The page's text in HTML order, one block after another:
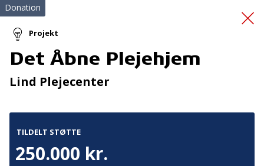
Fremtidens krisecenter
Donation
Projekt
Det Åbne Plejehjem
Lind Plejecenter
TILDELT STØTTE
250.000 kr.